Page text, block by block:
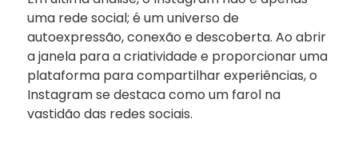
uma rede social; é um universo de
autoexpressão, conexão e descoberta. Ao abrir
a janela para a criatividade e proporcionar uma
plataforma para compartilhar experiências, o
Instagram se destaca como um farol na
vastidão das redes sociais.